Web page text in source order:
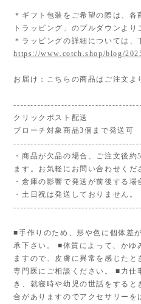
＊ギフト包装をご希望の際は、
トラッピング」のプルダウンより
＊ラッピングの詳細については、
https://www.cotch.shop/blog/
お届け：こちらの商品はご注文よ
クリックポスト配送
ブローチ対象商品3個まで発送可
・商品が欠品の場合、ご注文後
ます。お気軽にお問い合わせくだ
・倉庫の影響で発送が前後する場
・土日祝は発送しておりません。
■手作りのため、形や色に個体差
承下さい。 ■体質によって、かゆ
ますので、皮膚に異常を感じたと
専門医にご相談ください。 ■力仕
き、就寝時や幼児の世話をする
合がありますのでアクセサリー